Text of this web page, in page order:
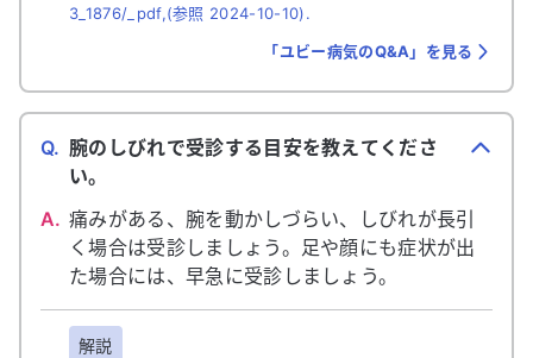
3_1876/_pdf,(参照 2024-10-10).
「ユビー病気のQ&A」を見る
Q. 腕のしびれで受診する目安を教えてくださ
い。
A. 痛みがある、腕を動かしづらい、しびれが長引
く場合は受診しましょう。足や顔にも症状が出
た場合には、早急に受診しましょう。
解説